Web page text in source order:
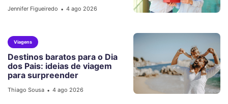
Jennifer Figueiredo • 4 ago 2026
Viagens
Destinos baratos para o Dia
dos Pais: ideias de viagem
para surpreender
Thiago Sousa • 4 ago 2026